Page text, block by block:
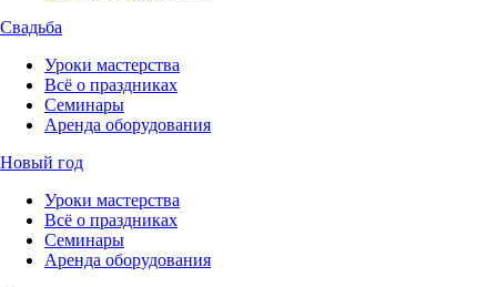
Свадьба
Уроки мастерства
Всё о праздниках
Семинары
Аренда оборудования
Новый год
Уроки мастерства
Всё о праздниках
Семинары
Аренда оборудования